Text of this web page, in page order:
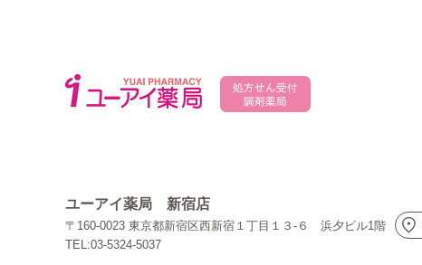
ユーアイ薬局 新宿店
〒160-0023 東京都新宿区西新宿１丁目１３-６ 浜夕ビル1階
TEL:03-5324-5037